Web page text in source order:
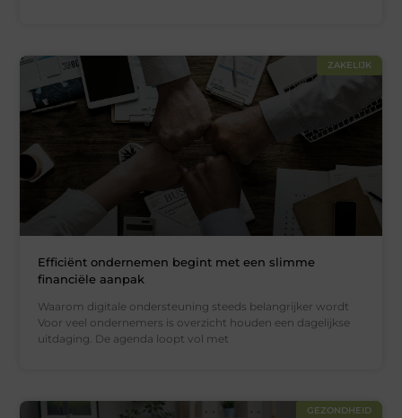
ZAKELIJK
Efficiënt ondernemen begint met een slimme
financiële aanpak
Waarom digitale ondersteuning steeds belangrijker wordt
Voor veel ondernemers is overzicht houden een dagelijkse
uitdaging. De agenda loopt vol met
GEZONDHEID